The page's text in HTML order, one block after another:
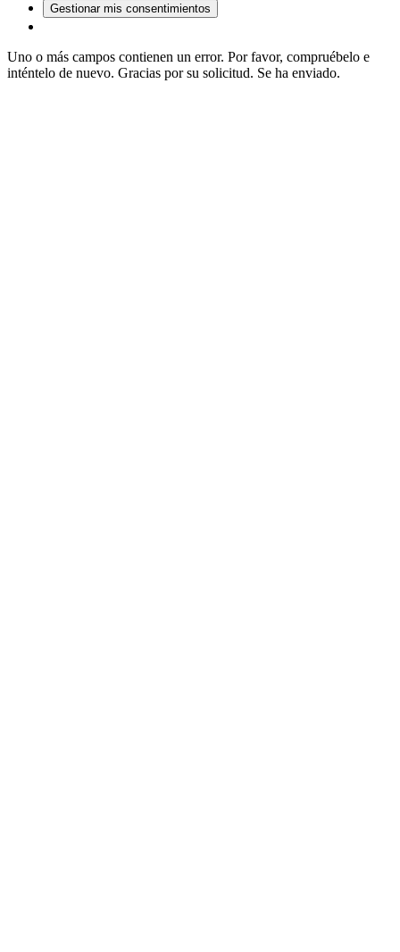
Gestionar mis consentimientos
Uno o más campos contienen un error. Por favor, compruébelo e
inténtelo de nuevo. Gracias por su solicitud. Se ha enviado.